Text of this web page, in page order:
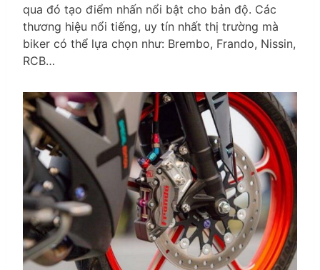
qua đó tạo điểm nhấn nổi bật cho bản độ. Các
thương hiệu nổi tiếng, uy tín nhất thị trường mà
biker có thể lựa chọn như: Brembo, Frando, Nissin,
RCB…